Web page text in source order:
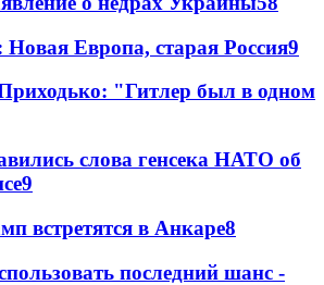
Новая Европа, старая Россия9
"Гитлер был в одном
слова генсека НАТО об
9
встретятся в Анкаре8
последний шанс -